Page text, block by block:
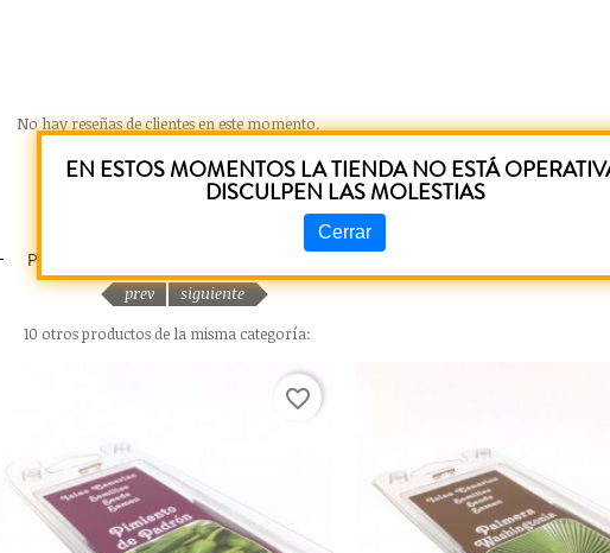
No hay reseñas de clientes en este momento.
PRODUCTOS RELACIONADOS
10 otros productos de la misma categoría:
favorite_border
prev siguiente
EN ESTOS MOMENTOS LA TIENDA NO ESTÁ
DISCULPEN LAS MOLESTIAS
Cerrar